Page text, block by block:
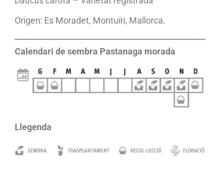
Origen: Es Moradet, Montuïri, Mallorca.
Calendari de sembra Pastanaga morada
Llegenda